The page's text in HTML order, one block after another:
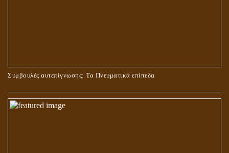
Συμβουλές αυτεπίγνωσης: Τα Πνευματικά επίπεδα
ΜΠΟΡΟΥΜΕ ΓΙΑ ΤΙΣ ΕΓΚΟΣΜΙΕΣ ΑΝΑΓΚΕΣ ΜΑΣ ΝΑ
ΠΡΟΣΕΥΧΟΜΑΣΤΕ ΣΤΗ ΜΕΓΑΛΗ ΜΗΤΕΡΑ? ΚΑΙ ΠΟΙΑ